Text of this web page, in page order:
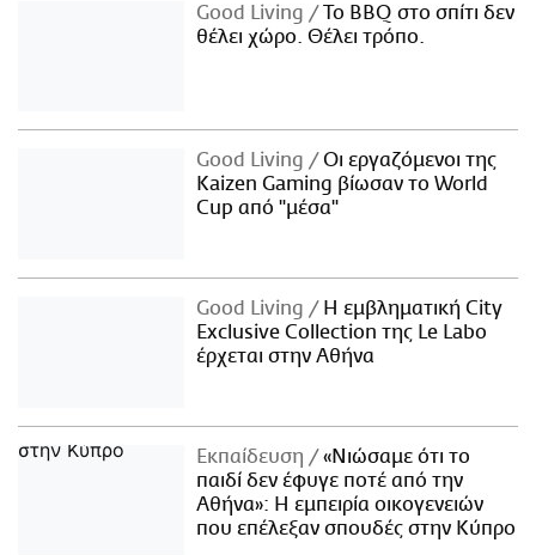
Good Living
Το BBQ στο σπίτι δεν
θέλει χώρο. Θέλει τρόπο.
Good Living
Οι εργαζόμενοι της
Kaizen Gaming βίωσαν το World
Cup από "μέσα"
Good Living
Η εμβληματική City
Exclusive Collection της Le Labo
έρχεται στην Αθήνα
Εκπαίδευση
«Νιώσαμε ότι το
παιδί δεν έφυγε ποτέ από την
Αθήνα»: Η εμπειρία οικογενειών
που επέλεξαν σπουδές στην Κύπρο